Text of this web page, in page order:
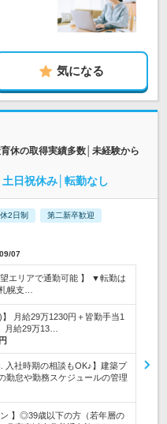
気になる
休の取得実績多数│未経験から
日祝休み│転勤なし
2日制 第二新卒歓迎
07
エリアで通勤可能 】 ▼転勤は
幌支…
月給29万1230円＋皆勤手当1
月給29万13…
入社時期の相談もOK♪】建築プ
勤怠や勤務スケジュールの管理
ン 】◎39歳以下の方（若年層の